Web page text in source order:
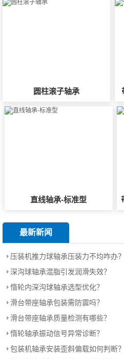
圆柱滚子轴承
直线轴承-标准型
最新新闻
压装机推力球轴承压装力不均咋办？
深沟球轴承混脂引发润滑失效？
惰轮内深沟球轴承选型优化？
滑台带座轴承包装需防震吗？
滑台带座轴承质量检测有哪些？
惰轮轴承振动信号异常诊断？
包装机轴承安装歪斜偏载如何判断？